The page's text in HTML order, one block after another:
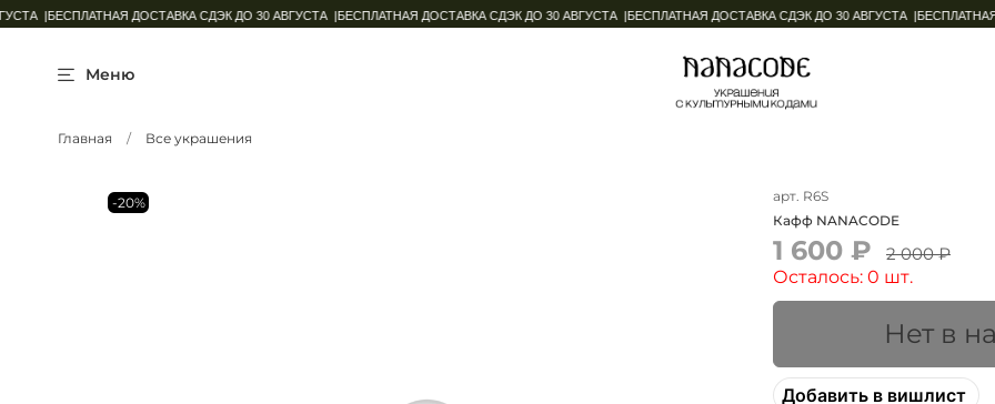
|БЕСПЛАТНАЯ ДОСТАВКА СДЭК ДО 30 АВГУСТА |БЕСПЛАТНАЯ ДОСТАВКА СДЭК ДО 30 АВГУСТА |БЕСПЛАТНАЯ ДОСТАВКА СДЭК ДО 30 АВГУСТА |БЕСПЛАТНАЯ
Меню
Главная Все украшения
-20% арт. R6S
Кафф NANACODE
1 600 ₽
2 000 ₽
Осталось: 0 шт.
Нет в
Добавить в вишлист